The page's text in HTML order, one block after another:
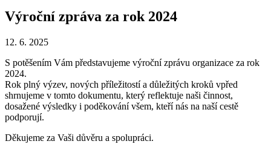
Výroční zpráva za rok 2024
12. 6. 2025
S potěšením Vám představujeme výroční zprávu organizace za rok
2024.
Rok plný výzev, nových příležitostí a důležitých kroků vpřed
shrnujeme v tomto dokumentu, který reflektuje naši činnost,
dosažené výsledky i poděkování všem, kteří nás na naší cestě
podporují.
Děkujeme za Vaši důvěru a spolupráci.